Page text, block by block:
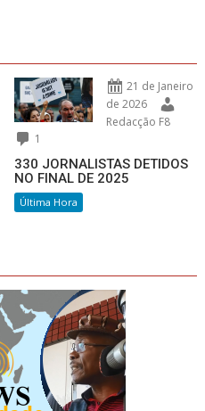
21 de Janeiro
de 2026
Redacção F8
1
330 JORNALISTAS DETIDOS
NO FINAL DE 2025
Última Hora